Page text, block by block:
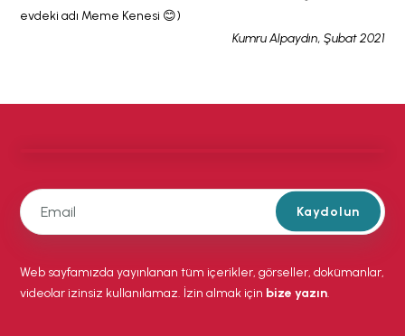
evdeki adı Meme Kenesi 😊)
Kumru Alpaydın, Şubat 2021
Kaydolun
Web sayfamızda yayınlanan tüm içerikler, görseller, dokümanlar,
videolar izinsiz kullanılamaz. İzin almak için bize yazın.